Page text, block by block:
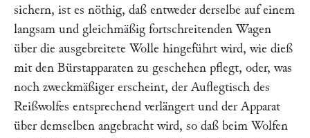
sichern, ist es nöthig, daß entweder derselbe auf einem
langsam und gleichmäßig fortschreitenden Wagen
über die ausgebreitete Wolle hingeführt wird, wie dieß
mit den Bürstapparaten zu geschehen pflegt, oder, was
noch zweckmäßiger erscheint, der Auflegtisch des
Reißwolfes entsprechend verlängert und der Apparat
über demselben angebracht wird, so daß beim Wolfen